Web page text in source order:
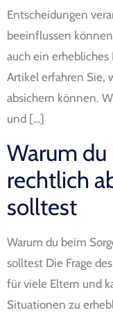
Entscheidungen
beeinflussen
auch ein
Artikel erfahren Sie,
absichern können.
und […]
Warum
rechtlich
solltest
Warum du beim
solltest Die Frage
für viele Eltern und
Situationen zu